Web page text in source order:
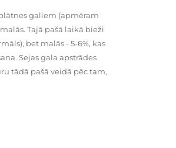
galiem (apmēram
Tajā pašā laikā bieži
bet malās - 5-6%, kas
Sejas gala apstrādes
tādā pašā veidā pēc tam,